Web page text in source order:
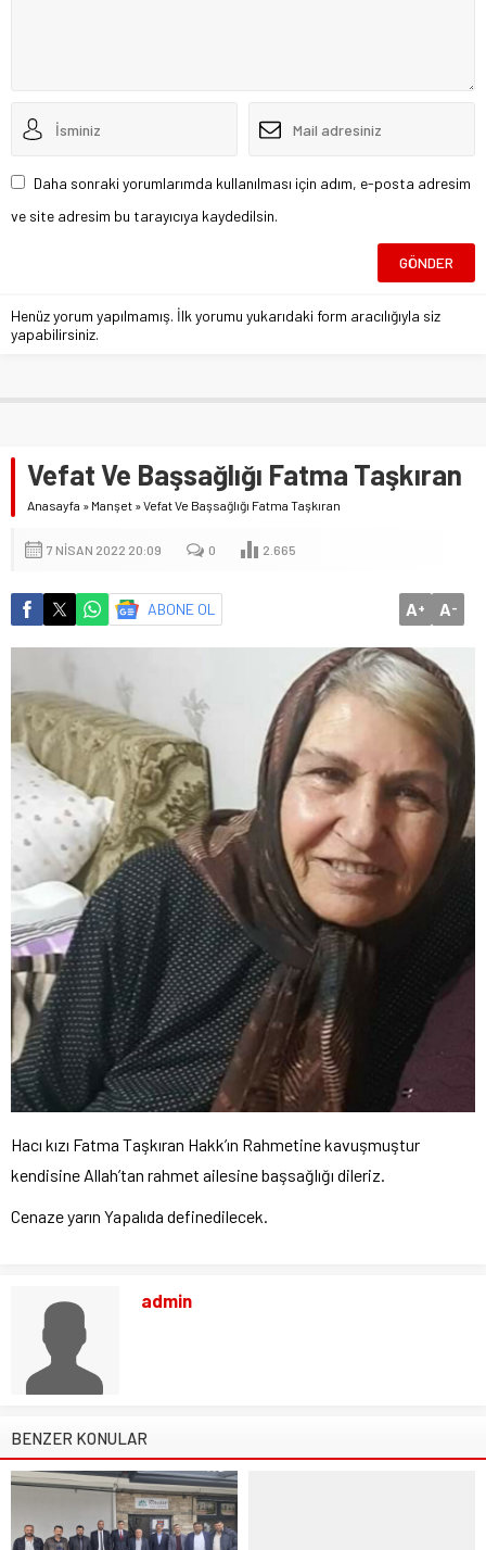
Daha sonraki yorumlarımda kullanılması için adım, e-posta adresim
ve site adresim bu tarayıcıya kaydedilsin.
Henüz yorum yapılmamış. İlk yorumu yukarıdaki form aracılığıyla siz
yapabilirsiniz.
Vefat Ve Başsağlığı Fatma Taşkıran
Anasayfa » Manşet »Vefat Ve Başsağlığı Fatma Taşkıran
7 NISAN 2022 20:09 0 2.665
ABONE OL A+ A-
Hacı kızı Fatma Taşkıran Hakk’ın Rahmetine kavuşmuştur
kendisine Allah’tan rahmet ailesine başsağlığı dileriz.
Cenaze yarın Yapalıda definedilecek.
admin
BENZER KONULAR